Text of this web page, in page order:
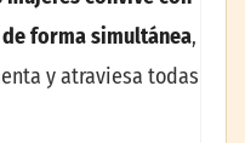
forma simultánea,
y atraviesa todas